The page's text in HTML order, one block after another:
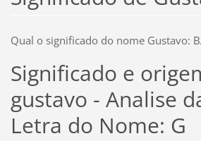
Qual o significado do nome Gustavo:
Significado e
gustavo - Analise
Letra do Nome: G